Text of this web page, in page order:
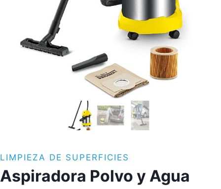
LIMPIEZA DE SUPERFICIES
Aspiradora Polvo y Agua